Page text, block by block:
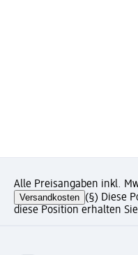
Alle Preisangaben inkl.
Versandkosten (§) Diese
diese Position erhalten Sie